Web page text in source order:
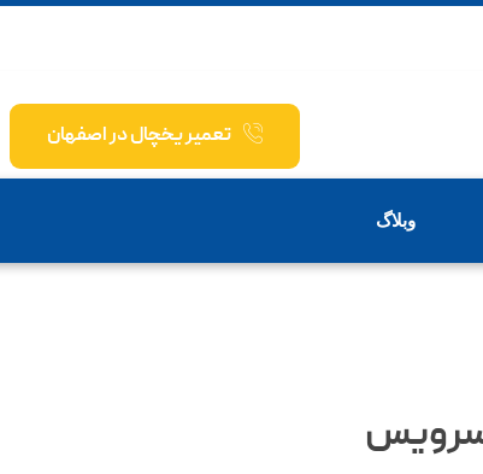
تعمیر یخچال در اصفهان
وبلاگ
سرویس